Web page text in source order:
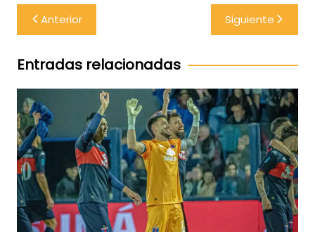
Navegación
de
entradas
Anterior Siguiente
Entradas relacionadas